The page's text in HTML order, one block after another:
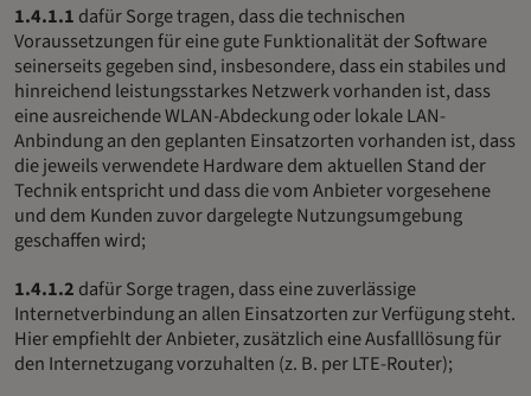
1.4.1.1 dafür Sorge tragen, dass die technischen
Voraussetzungen für eine gute Funktionalität der Software
seinerseits gegeben sind, insbesondere, dass ein stabiles und
hinreichend leistungsstarkes Netzwerk vorhanden ist, dass
eine ausreichende WLAN-Abdeckung oder lokale LAN-
Anbindung an den geplanten Einsatzorten vorhanden ist, dass
die jeweils verwendete Hardware dem aktuellen Stand der
Technik entspricht und dass die vom Anbieter vorgesehene
und dem Kunden zuvor dargelegte Nutzungsumgebung
geschaffen wird;
1.4.1.2 dafür Sorge tragen, dass eine zuverlässige
Internetverbindung an allen Einsatzorten zur Verfügung steht.
Hier empfiehlt der Anbieter, zusätzlich eine Ausfalllösung für
den Internetzugang vorzuhalten (z. B. per LTE-Router);